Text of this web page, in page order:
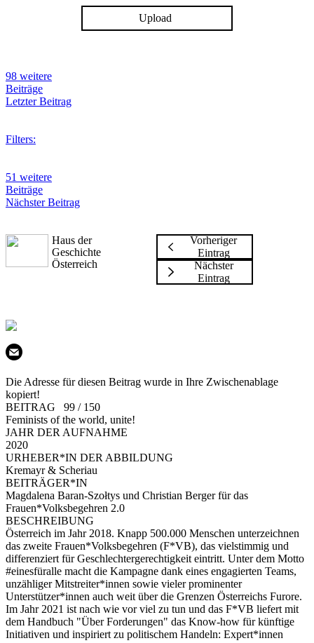
Upload
98 weitere
Beiträge
Letzter Beitrag
Filters:
51 weitere
Beiträge
Nächster Beitrag
Haus der
Geschichte
Österreich
Vorheriger
Eintrag
Nächster
Eintrag
Die Adresse für diesen Beitrag wurde in Ihre Zwischenablage
kopiert!
BEITRAG 99 / 150
Feminists of the world, unite!
JAHR DER AUFNAHME
2020
URHEBER*IN DER ABBILDUNG
Kremayr & Scheriau
BEITRÄGER*IN
Magdalena Baran-Szołtys und Christian Berger für das
Frauen*Volksbegehren 2.0
BESCHREIBUNG
Österreich im Jahr 2018. Knapp 500.000 Menschen unterzeichnen
das zweite Frauen*Volksbegehren (F*VB), das vielstimmig und
differenziert für Geschlechtergerechtigkeit eintritt. Unter dem Motto
#einesfüralle macht die Kampagne dank eines engagierten Teams,
unzähliger Mitstreiter*innen sowie vieler prominenter
Unterstützer*innen auch weit über die Grenzen Österreichs Furore.
Im Jahr 2021 ist nach wie vor viel zu tun und das F*VB liefert mit
dem Handbuch "Über Forderungen" das Know-how für künftige
Initiativen und inspiriert zu politischem Handeln: Expert*innen